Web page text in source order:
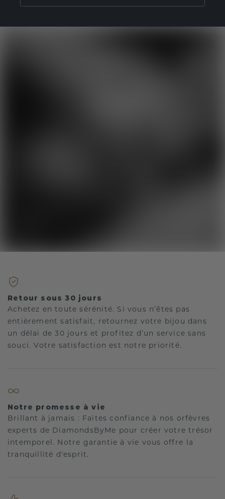
Retour sous 30 jours
Achetez en toute sérénité. Si vous n’êtes pas
entièrement satisfait, retournez votre bijou dans
un délai de 30 jours et profitez d’un service sans
souci. Votre satisfaction est notre priorité.
Notre promesse à vie
Brillant à jamais : Faites confiance à nos orfèvres
experts de DiamondsByMe pour créer votre trésor
intemporel. Notre garantie à vie vous offre la
tranquillité d'esprit.